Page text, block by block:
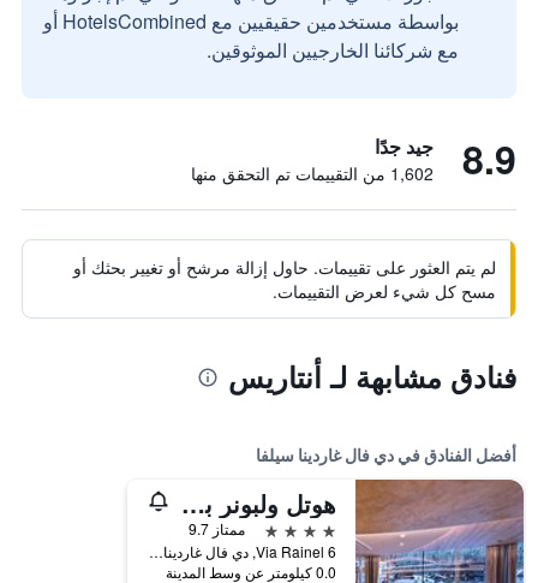
بواسطة مستخدمين حقيقيين مع HotelsCombined أو
مع شركائنا الخارجيين الموثوقين.
8.9 جيد جدًا
1,602 من التقييمات تم التحقق منها
لم يتم العثور على تقييمات. حاول إزالة مرشح أو تغيير بحثك أو
مسح كل شيء لعرض التقييمات.
فنادق مشابهة لـ أنتاريس
أفضل الفنادق في دي فال غاردينا سيلفا
هوتل ولبونر بيوتي آند ريلاكس
4 نجوم
ممتاز 9.7
Via Rainel 6, دي فال غاردينا سيلفا, ألتو أديجي, إيطاليا
0.0 كيلومتر عن وسط المدينة